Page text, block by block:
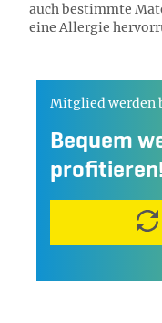
auch bestimmte
eine Allergie
Mitglied werden
Bequem